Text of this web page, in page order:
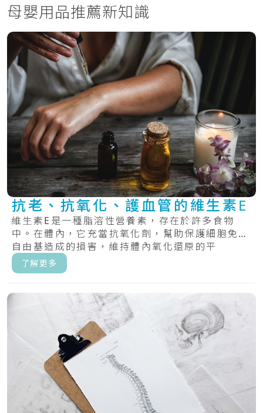
母嬰用品推薦新知識
抗老、抗氧化、護血管的維生素E
維生素E是一種脂溶性營養素，存在於許多食物
中。在體內，它充當抗氧化劑，幫助保護細胞免受
自由基造成的損害，維持體內氧化還原的平
衡。.....
了解更多